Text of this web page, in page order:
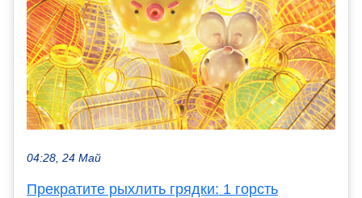
04:28, 24 Май
Прекратите рыхлить грядки: 1 горсть